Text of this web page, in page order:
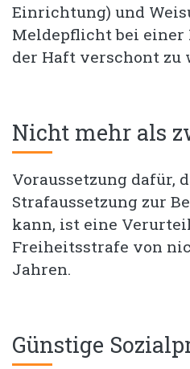
Einrichtung) und
Meldepflicht bei einer
der Haft verschont zu
Nicht mehr als
Voraussetzung dafür,
Strafaussetzung zur
kann, ist eine
Freiheitsstrafe von
Jahren.
Günstige